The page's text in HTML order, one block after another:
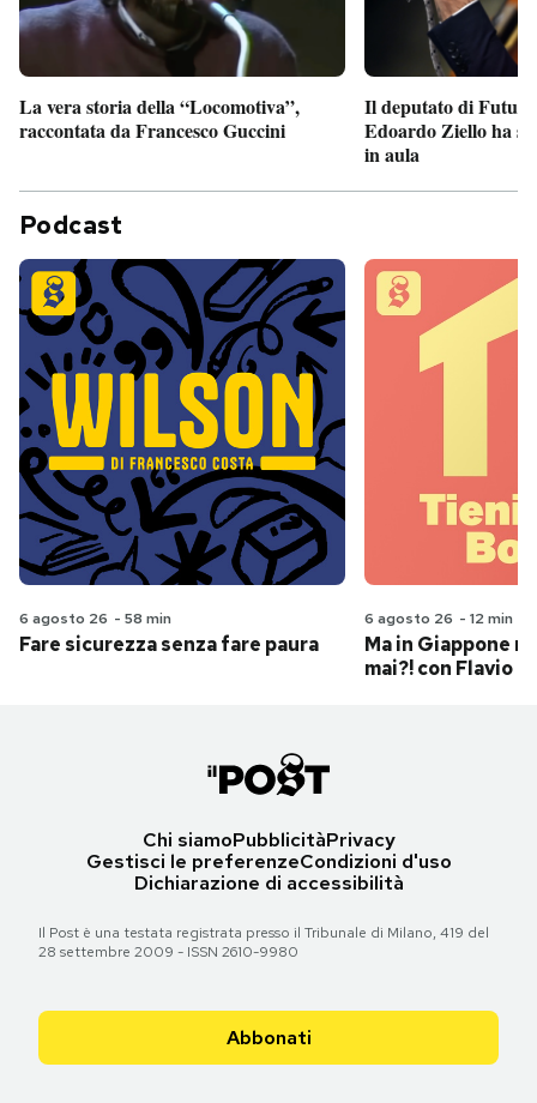
La vera storia della “Locomotiva”,
raccontata da Francesco Guccini
Il deputato di
Edoardo Ziello ha
in aula
Podcast
6 agosto 26 - 58 min
Fare sicurezza senza fare paura
6 agosto 26 - 12 min
Ma in Giappone
mai?! con Flavio
Chi siamoPubblicitàPrivacy
Gestisci le preferenzeCondizioni d'uso
Dichiarazione di accessibilità
Il Post è una testata registrata presso il Tribunale di Milano, 419 del
28 settembre 2009 - ISSN 2610-9980
Abbonati